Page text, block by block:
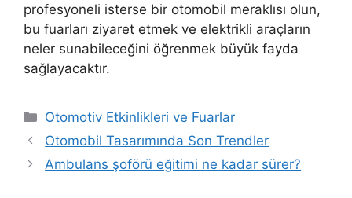
profesyoneli isterse bir otomobil meraklısı olun,
bu fuarları ziyaret etmek ve elektrikli araçların
neler sunabileceğini öğrenmek büyük fayda
sağlayacaktır.
Kategoriler
Otomotiv Etkinlikleri ve Fuarlar
Otomobil Tasarımında Son Trendler
Ambulans şoförü eğitimi ne kadar sürer?